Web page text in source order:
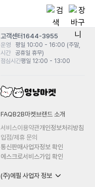
고객센터1644-3955
운영
시간
평일 10:00 - 16:00 (주말,
공휴일 휴무)
점심시간평일 12:00 - 13:00
FAQB2B마켓 브랜드 소개
서비스이용약관개인정보처리방침
입점/제휴 문의
통신판매사업자정보 확인
에스크로서비스가입 확인
(주)에필 사업자 정보